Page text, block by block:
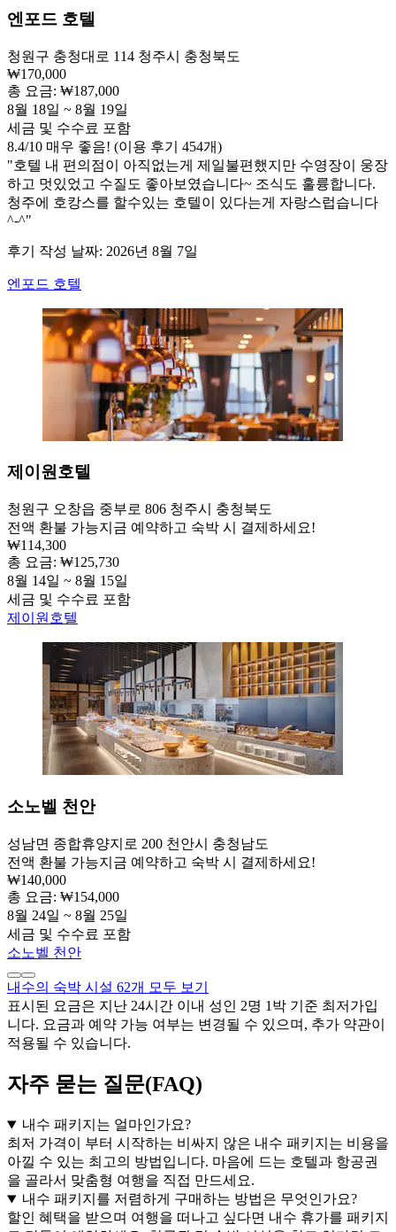
엔포드 호텔
청원구 충청대로 114 청주시 충청북도
₩170,000
총 요금: ₩187,000
8월 18일 ~ 8월 19일
세금 및 수수료 포함
8.4/10 매우 좋음! (이용 후기 454개)
"호텔 내 편의점이 아직없는게 제일불편했지만 수영장이 웅장
하고 멋있었고 수질도 좋아보였습니다~ 조식도 훌륭합니다.
청주에 호캉스를 할수있는 호텔이 있다는게 자랑스럽습니다
^-^"
후기 작성 날짜: 2026년 8월 7일
엔포드 호텔
제이원호텔
청원구 오창읍 중부로 806 청주시 충청북도
전액 환불 가능지금 예약하고 숙박 시 결제하세요!
₩114,300
총 요금: ₩125,730
8월 14일 ~ 8월 15일
세금 및 수수료 포함
제이원호텔
소노벨 천안
성남면 종합휴양지로 200 천안시 충청남도
전액 환불 가능지금 예약하고 숙박 시 결제하세요!
₩140,000
총 요금: ₩154,000
8월 24일 ~ 8월 25일
세금 및 수수료 포함
소노벨 천안
내수의 숙박 시설 62개 모두 보기
표시된 요금은 지난 24시간 이내 성인 2명 1박 기준 최저가입
니다. 요금과 예약 가능 여부는 변경될 수 있으며, 추가 약관이
적용될 수 있습니다.
자주 묻는 질문(FAQ)
내수 패키지는 얼마인가요?
최저 가격이 부터 시작하는 비싸지 않은 내수 패키지는 비용을
아낄 수 있는 최고의 방법입니다. 마음에 드는 호텔과 항공권
을 골라서 맞춤형 여행을 직접 만드세요.
내수 패키지를 저렴하게 구매하는 방법은 무엇인가요?
할인 혜택을 받으며 여행을 떠나고 싶다면 내수 휴가를 패키지